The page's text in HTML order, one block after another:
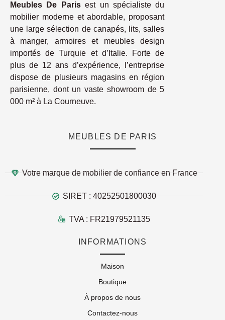
Meubles De Parisest un spécialiste du
mobilier moderne et abordable, proposant
une large sélection de canapés, lits, salles
à manger, armoires et meubles design
importés de Turquie et d’Italie. Forte de
plus de 12 ans d’expérience, l’entreprise
dispose de plusieurs magasins en région
parisienne, dont un vaste showroom de 5
000 m² à La Courneuve.
MEUBLES DE PARIS
Votre marque de mobilier de confiance en France
SIRET : 40252501800030
TVA : FR21979521135
INFORMATIONS
Maison
Boutique
À propos de nous
Contactez-nous